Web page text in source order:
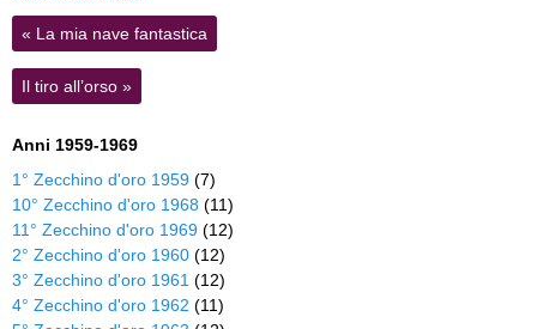
« La mia nave fantastica
Il tiro all’orso »
Anni 1959-1969
1° Zecchino d'oro 1959 (7)
10° Zecchino d'oro 1968 (11)
11° Zecchino d'oro 1969 (12)
2° Zecchino d'oro 1960 (12)
3° Zecchino d'oro 1961 (12)
4° Zecchino d'oro 1962 (11)